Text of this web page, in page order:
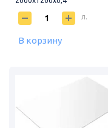
л.
В корзину